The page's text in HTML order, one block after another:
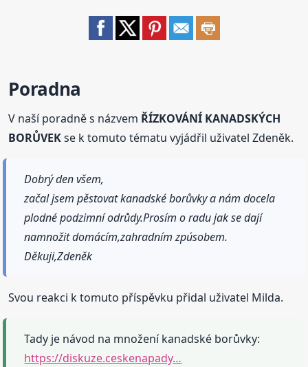
Poradna
V naší poradně s názvem ŘÍZKOVÁNÍ KANADSKÝCH
BORŮVEKse k tomuto tématu vyjádřil uživatel Zdeněk.
Dobrý den všem,
začal jsem pěstovat kanadské borůvky a nám docela
plodné podzimní odrůdy.Prosím o radu jak se dají
namnožit domácím,zahradním zpúsobem.
Děkuji,Zdeněk
Svou reakci k tomuto příspěvku přidal uživatel Milda.
Tady je návod na množení kanadské borůvky:
https://diskuze.ceskenapady…